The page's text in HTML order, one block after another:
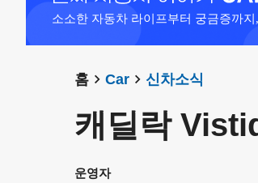
소소한 자동차 라이프부터 궁금증까
홈 Car 신차소식
캐딜락
운영자